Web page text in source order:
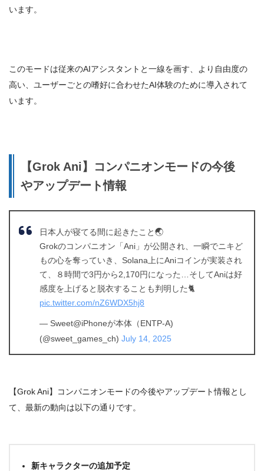
います。
このモードは従来のAIアシスタントと一線を画す、より自由度の
高い、ユーザーごとの嗜好に合わせたAI体験のために導入されて
います。
【Grok Ani】コンパニオンモードの今後
やアップデート情報
日本人が寝てる間に起きたこと🌏
Grokのコンパニオン「Ani」が公開され、一瞬でニキど
もの心を奪っていき、Solana上にAniコインが実装され
て、８時間で3円から2,170円になった…そしてAniは好
感度を上げると脱衣することも判明した🐈
pic.twitter.com/nZ6WDX5hj8
— Sweet@iPhoneが本体（ENTP-A)
(@sweet_games_ch) July 14, 2025
【Grok Ani】コンパニオンモードの今後やアップデート情報とし
て、最新の動向は以下の通りです。
新キャラクターの追加予定